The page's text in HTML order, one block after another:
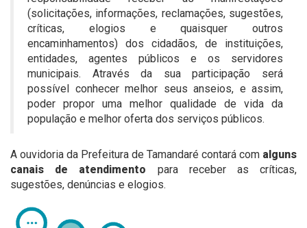
(solicitações, informações, reclamações, sugestões,
críticas, elogios e quaisquer outros
encaminhamentos) dos cidadãos, de instituições,
entidades, agentes públicos e os servidores
municipais. Através da sua participação será
possível conhecer melhor seus anseios, e assim,
poder propor uma melhor qualidade de vida da
população e melhor oferta dos serviços públicos.
A ouvidoria da Prefeitura de Tamandaré contará com alguns
canais de atendimento para receber as críticas,
sugestões, denúncias e elogios.